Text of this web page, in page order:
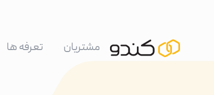
مشتریان تعرفه ها